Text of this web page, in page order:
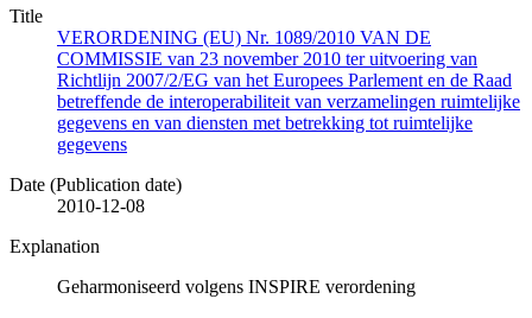
Title
VERORDENING (EU) Nr. 1089/2010 VAN DE
COMMISSIE van 23 november 2010 ter uitvoering van
Richtlijn 2007/2/EG van het Europees Parlement en de Raad
betreffende de interoperabiliteit van verzamelingen ruimtelijke
gegevens en van diensten met betrekking tot ruimtelijke
gegevens
Date (Publication date)
2010-12-08
Explanation
Geharmoniseerd volgens INSPIRE verordening